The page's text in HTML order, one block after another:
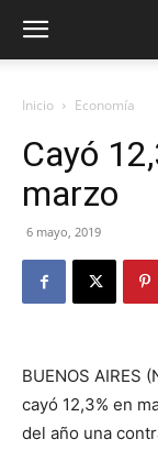
Inicio Economía
Cayó
marzo
6 mayo, 2019
BUENOS AIRES
cayó 12,3% en
del año una